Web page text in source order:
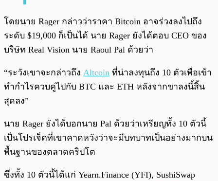
โดยนาย Rager กล่าวว่าราคา Bitcoin อาจร่วงลงไปถึง
ระดับ $19,000 ก็เป็นได้ นาย Rager ยังได้ตอบ CEO ของ
บริษัท Real Vision นาย Raoul Pal ด้วยว่า
“ระวังเขาจะกล่าวถึง Altcoin ที่น่าลงทุนถึง 10 ตัวเพื่อเข้า
ทำกำไรควบคู่ไปกับ BTC และ ETH หลังจากขาลงนี้สิ้น
สุดลง”
นาย Rager ยังได้บอกนาย Pal ด้วยว่าเหรียญทั้ง 10 ตัวนี้
เป็นโปรเจ็คที่เขาคาดหวังว่าจะมีบทบาทเป็นอย่างมากบน
พื้นฐานของตลาดคริปโต
ซึ่งทั้ง 10 ตัวนี้ได้แก่ Yearn.Finance (YFI), SushiSwap